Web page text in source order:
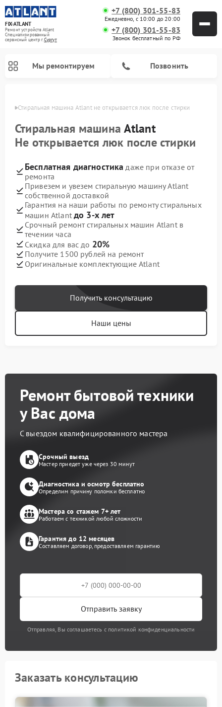
FIX-ATLANT
Ремонт устройств Atlant
Специализированный
cервисный центр г.Сургут
+7 (800) 301-55-83
Ежедневно, с 10:00 до 20:00
+7 (800) 301-55-83
Звонок бесплатный по РФ
Мы ремонтируем Позвонить
Стиральная машина Atlant не открывается люк после стирки
Стиральная машинаAtlant
Не открывается люк после стирки
Бесплатная диагностика даже при отказе от
ремонта
Привезем и увезем стиральную машину Atlant
собственной доставкой
Гарантия на наши работы по ремонту стиральных
машин Atlant до 3-х лет
Срочный ремонт стиральных машин Atlant в
течении часа
Скидка для вас до 20%
Получите 1500 рублей на ремонт
Оригинальные комплектующие Atlant
Получить консультацию
Наши цены
Ремонт бытовой техники
у Вас дома
С выездом квалифицированного мастера
Срочный выезд
Мастер приедет уже через 30 минут
Диагностика и осмотр бесплатно
Определим причину поломки бесплатно
Мастера со стажем 7+ лет
Работаем с техникой любой сложности
Гарантия до 12 месяцев
Составляем договор, предоставляем гарантию
Отправить заявку
Отправляя, Вы соглашаетесь с политикой конфиденциальности
Заказать консультацию